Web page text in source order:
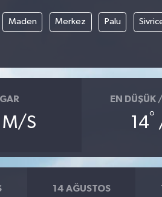
Maden Merkez Palu
M/S
EN DÜŞÜK
14°
14 AĞUSTOS